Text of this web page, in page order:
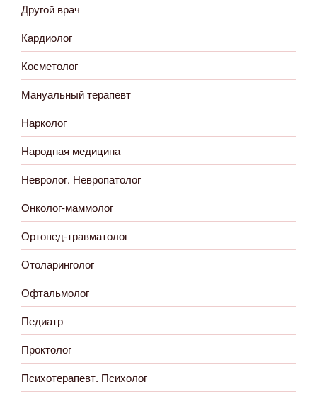
Другой врач
Кардиолог
Косметолог
Мануальный терапевт
Нарколог
Народная медицина
Невролог. Невропатолог
Онколог-маммолог
Ортопед-травматолог
Отоларинголог
Офтальмолог
Педиатр
Проктолог
Психотерапевт. Психолог